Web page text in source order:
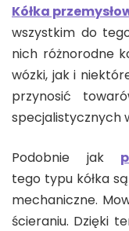
Kółka
wszystkim do
nich różnorodne
wózki, jak i
przynosić
specjalistycznych
Podobnie jak
tego typu kółka
mechaniczne.
ścieraniu. Dzięki